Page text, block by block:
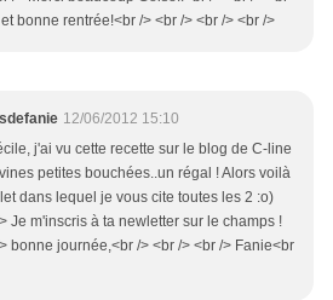
bonne rentrée!<br /> <br /> <br /> <br />
12/06/2012 15:10
j'ai vu cette recette sur le blog de C-line
petites bouchées..un régal ! Alors voilà
dans lequel je vous cite toutes les 2 :o)
Je m'inscris à ta newletter sur le champs !
bonne journée,<br /> <br /> <br /> Fanie<br